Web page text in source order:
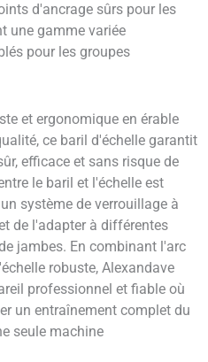
d'ancrage sûrs pour les
une gamme variée
pour les groupes
et ergonomique en érable
ce baril d'échelle garantit
efficace et sans risque de
le baril et l'échelle est
système de verrouillage à
de l'adapter à différentes
jambes. En combinant l'arc
robuste, Alexandave
professionnel et fiable où
un entraînement complet du
seule machine